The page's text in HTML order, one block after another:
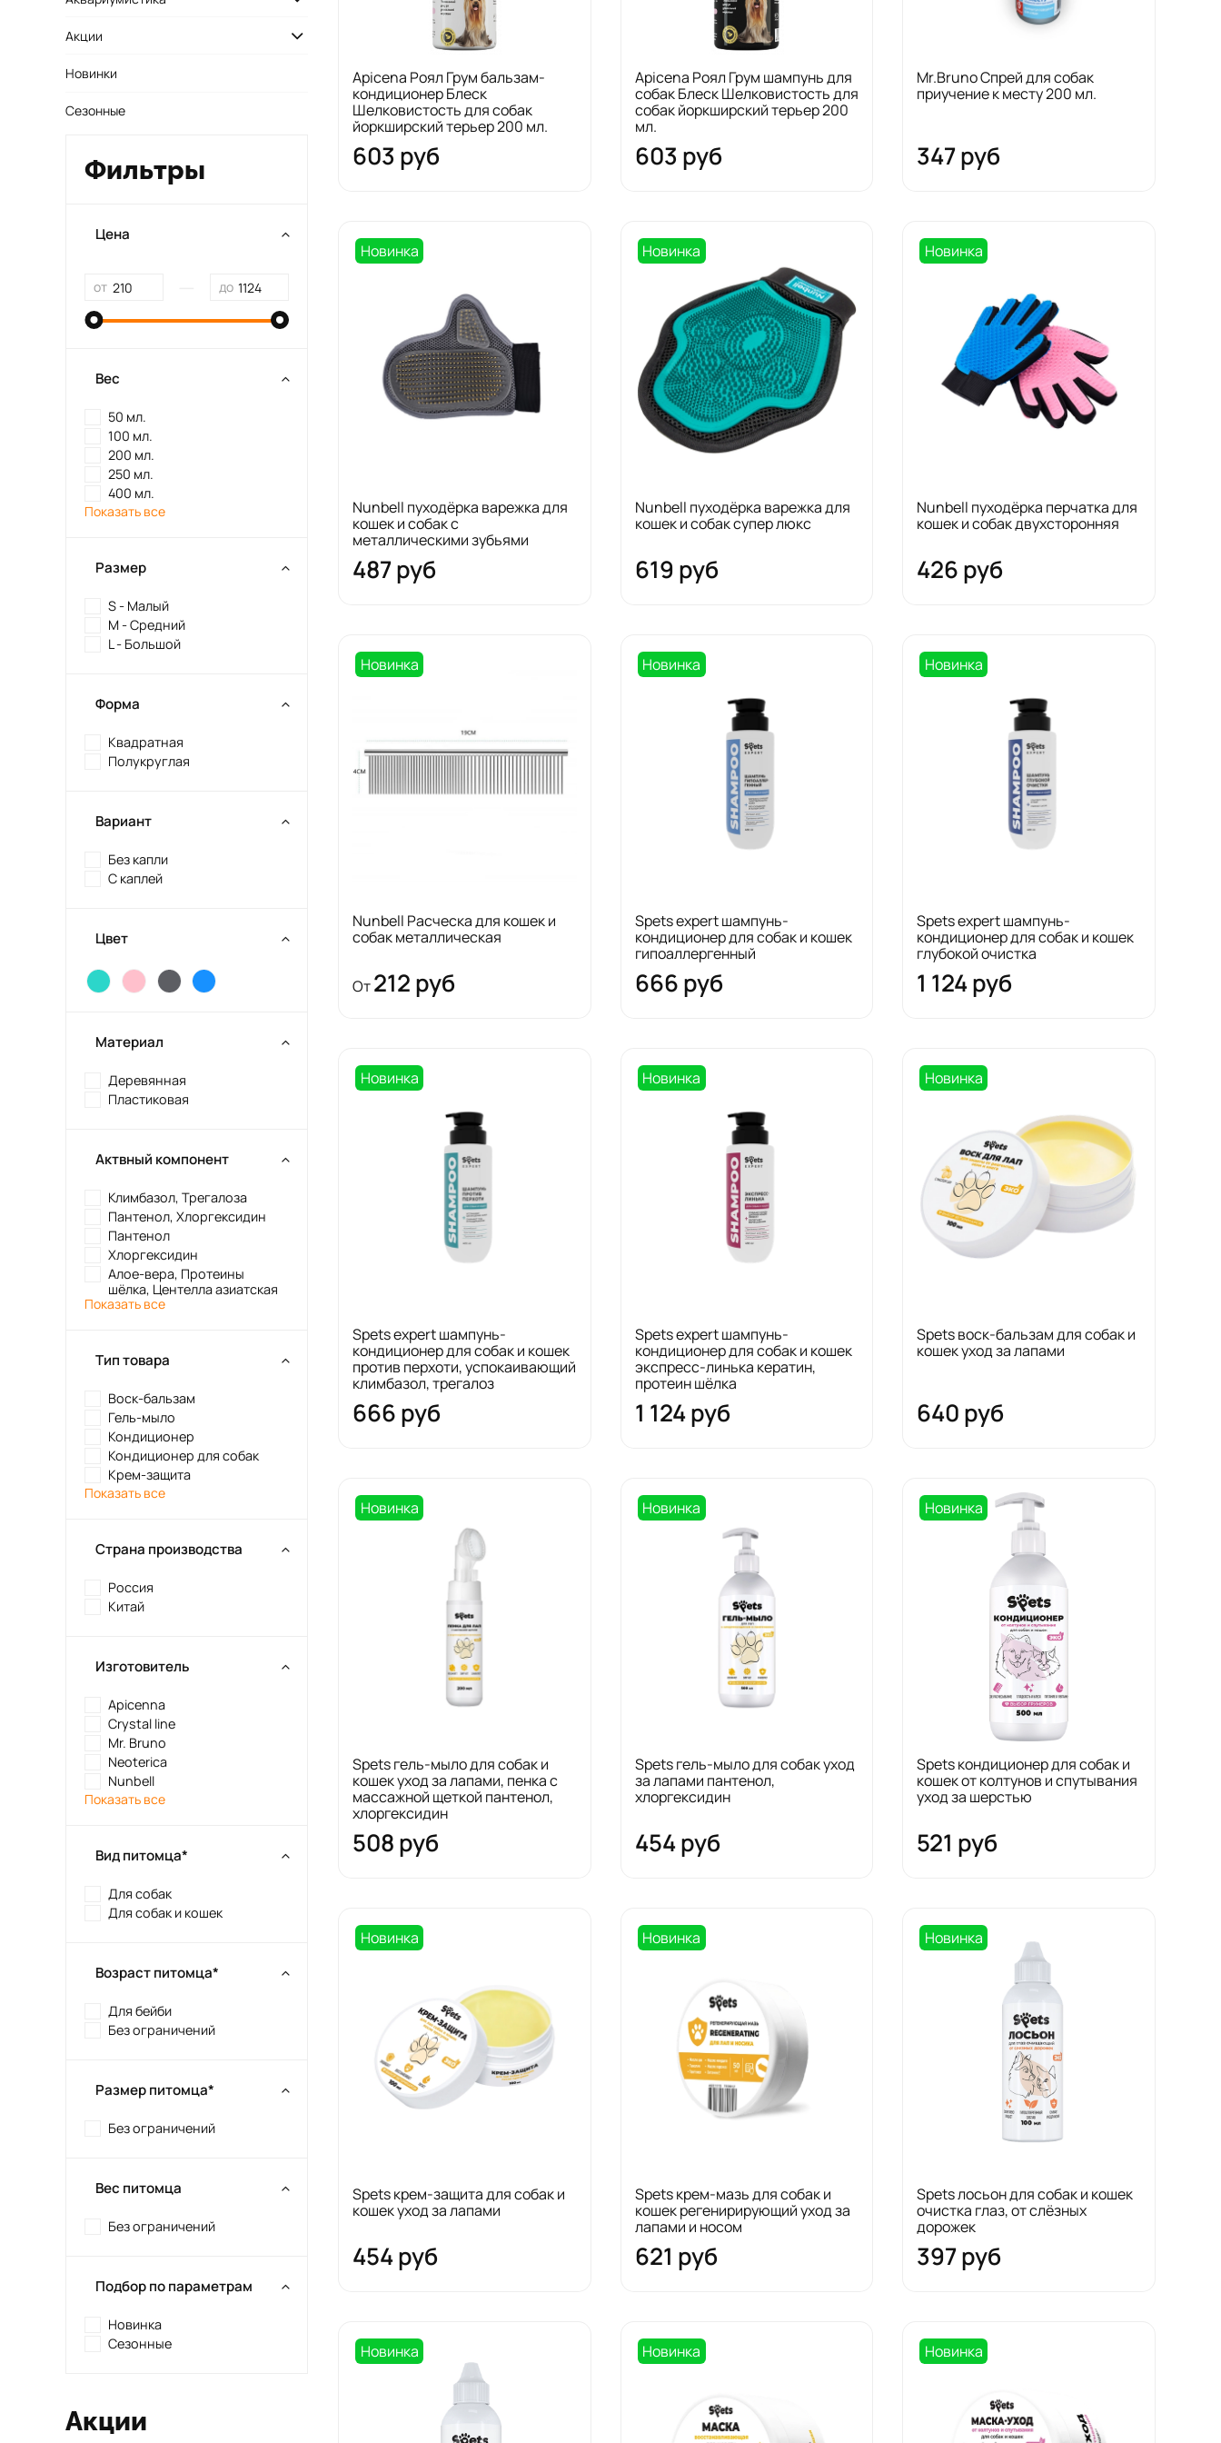
Apicena Роял Грум бальзам-
кондиционер Блеск
Шелковистость для собак
йоркширский терьер 200 мл.
603 руб
Apicena Роял Грум шампунь для
собак Блеск Шелковистость для
собак йоркширский терьер 200
мл.
603 руб
Mr.Bruno Спрей для собак
приучение к месту 200 мл.
347 руб
Новинка
Nunbell пуходёрка варежка для
кошек и собак с
металлическими зубьями
487 руб
Новинка
Nunbell пуходёрка варежка для
кошек и собак супер люкс
619 руб
Новинка
Nunbell пуходёрка перчатка для
кошек и собак двухсторонняя
426 руб
Новинка
Nunbell Расческа для кошек и
собак металлическая
От212 руб
Новинка
Spets expert шампунь-
кондиционер для собак и кошек
гипоаллергенный
666 руб
Новинка
Spets expert шампунь-
кондиционер для собак и кошек
глубокой очистка
1 124 руб
Новинка
Spets expert шампунь-
кондиционер для собак и кошек
против перхоти, успокаивающий
климбазол, трегалоз
666 руб
Новинка
Spets expert шампунь-
кондиционер для собак и кошек
экспресс-линька кератин,
протеин шёлка
1 124 руб
Новинка
Spets воск-бальзам для собак и
кошек уход за лапами
640 руб
Новинка
Spets гель-мыло для собак и
кошек уход за лапами, пенка с
массажной щеткой пантенол,
хлоргексидин
508 руб
Новинка
Spets гель-мыло для собак уход
за лапами пантенол,
хлоргексидин
454 руб
Новинка
Spets кондиционер для собак и
кошек от колтунов и спутывания
уход за шерстью
521 руб
Новинка
Spets крем-защита для собак и
кошек уход за лапами
454 руб
Новинка
Spets крем-мазь для собак и
кошек регенирирующий уход за
лапами и носом
621 руб
Новинка
Spets лосьон для собак и кошек
очистка глаз, от слёзных
дорожек
397 руб
Новинка Новинка Новинка
Акции
Новинки
Сезонные
Фильтры
Цена
от до
Вес
50 мл.
100 мл.
200 мл.
250 мл.
400 мл.
Показать все
Размер
S - Малый
M - Средний
L - Большой
Форма
Квадратная
Полукруглая
Вариант
Без капли
С каплей
Цвет
Материал
Деревянная
Пластиковая
Актвный компонент
Климбазол, Трегалоза
Пантенол, Хлоргексидин
Пантенол
Хлоргексидин
Алое-вера, Протеины
шёлка, Центелла азиатская
Показать все
Тип товара
Воск-бальзам
Гель-мыло
Кондиционер
Кондиционер для собак
Крем-защита
Показать все
Страна производства
Россия
Китай
Изготовитель
Apicenna
Crystal line
Mr. Bruno
Neotericа
Nunbell
Показать все
Вид питомца*
Для собак
Для собак и кошек
Возраст питомца*
Для бейби
Без ограничений
Размер питомца*
Без ограничений
Вес питомца
Без ограничений
Подбор по параметрам
Новинка
Сезонные
Акции